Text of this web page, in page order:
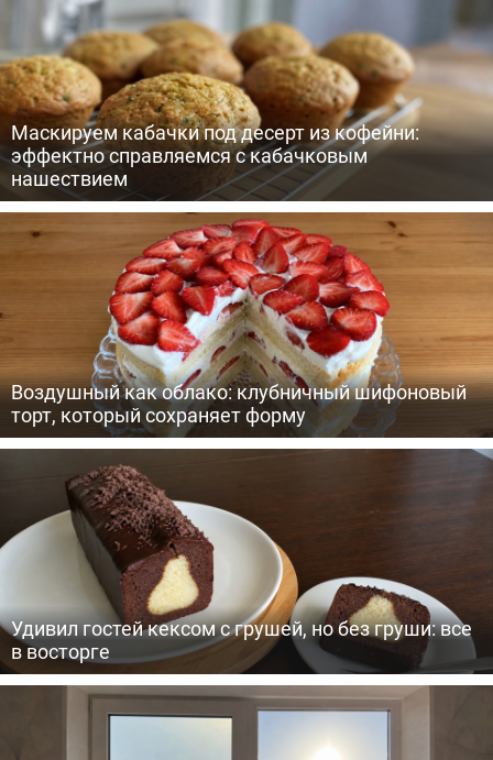
Маскируем кабачки под десерт из кофейни:
эффектно справляемся с кабачковым
нашествием
Воздушный как облако: клубничный шифоновый
торт, который сохраняет форму
Удивил гостей кексом с грушей, но без груши: все
в восторге